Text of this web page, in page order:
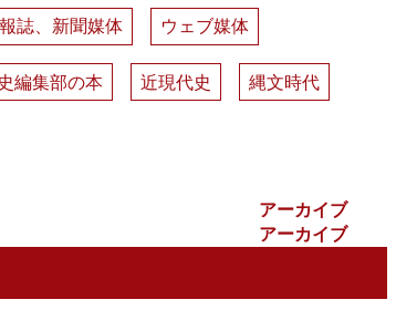
誌、新聞媒体 ウェブ媒体
編集部の本 近現代史 縄文時代
アーカイブ
アーカイブ